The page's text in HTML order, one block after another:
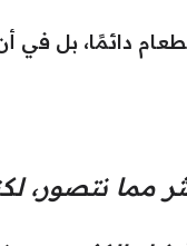
دائمًا، بل في
مما